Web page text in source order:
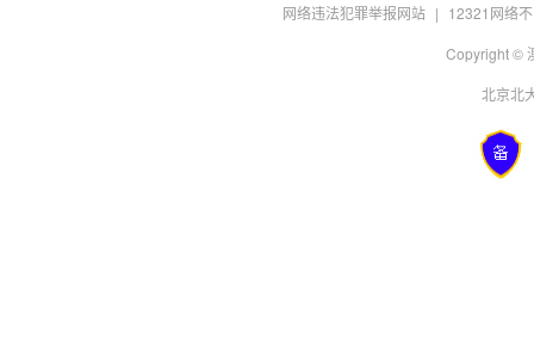
网络违法犯罪举报网站 | 12321网络
Copyright ©
北京北